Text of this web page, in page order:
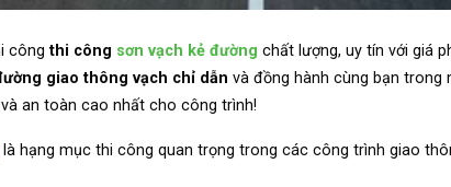
côngthi công sơn vạch kẻ đường chất lượng, uy tín với giá
giao thông vạch chỉ dẫn và đồng hành cùng bạn
an toàn cao nhất cho công trình!
là hạng mục thi công quan trọng trong các công trình giao